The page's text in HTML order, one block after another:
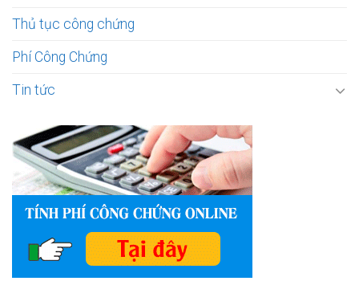
Thủ tục công chứng
Phí Công Chứng
Tin tức